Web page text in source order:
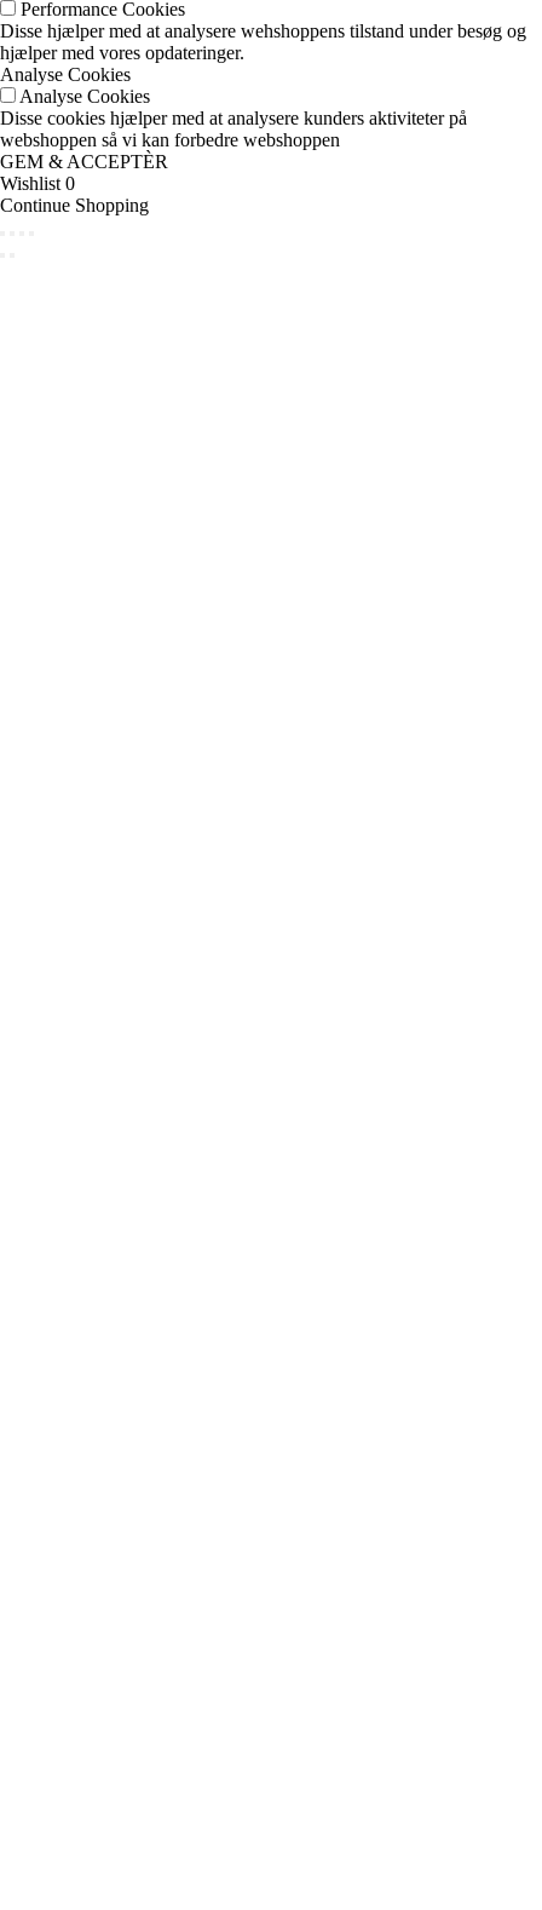
Performance Cookies
Disse hjælper med at analysere wehshoppens tilstand under besøg og
hjælper med vores opdateringer.
Analyse Cookies
Analyse Cookies
Disse cookies hjælper med at analysere kunders aktiviteter på
webshoppen så vi kan forbedre webshoppen
GEM & ACCEPTÈR
Wishlist 0
Continue Shopping